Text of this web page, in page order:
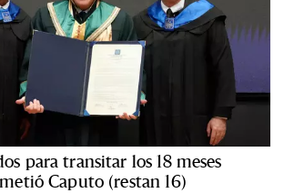
para transitar los 18 meses
Caputo (restan 16)